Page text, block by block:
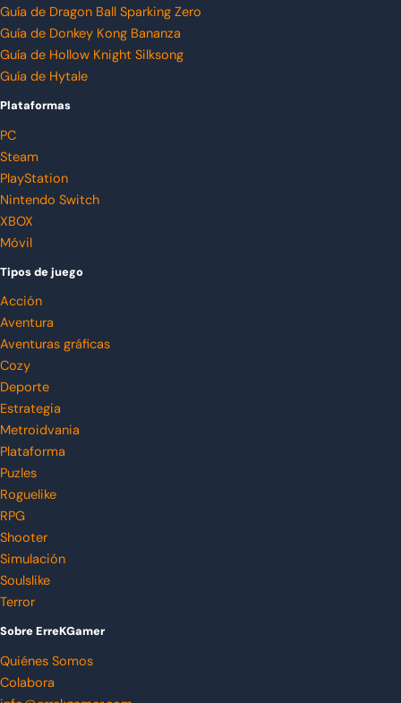
Guía de Dragon Ball Sparking Zero
Guía de Donkey Kong Bananza
Guía de Hollow Knight Silksong
Guía de Hytale
Plataformas
PC
Steam
PlayStation
Nintendo Switch
XBOX
Móvil
Tipos de juego
Acción
Aventura
Aventuras gráficas
Cozy
Deporte
Estrategia
Metroidvania
Plataforma
Puzles
Roguelike
RPG
Shooter
Simulación
Soulslike
Terror
Sobre ErreKGamer
Quiénes Somos
Colabora